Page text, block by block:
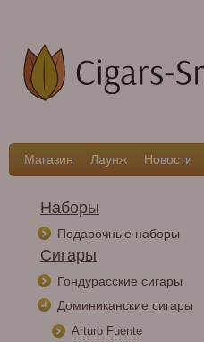
Магазин Лаунж Новости
Наборы
Подарочные наборы
Сигары
Гондурасские сигары
Доминиканские сигары
Arturo Fuente